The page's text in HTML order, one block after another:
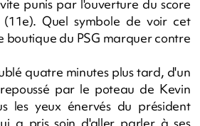
punis par l'ouverture du score
(11e). Quel symbole de voir cet
boutique du PSG marquer contre
quatre minutes plus tard, d'un
par le poteau de Kevin
les yeux énervés du président